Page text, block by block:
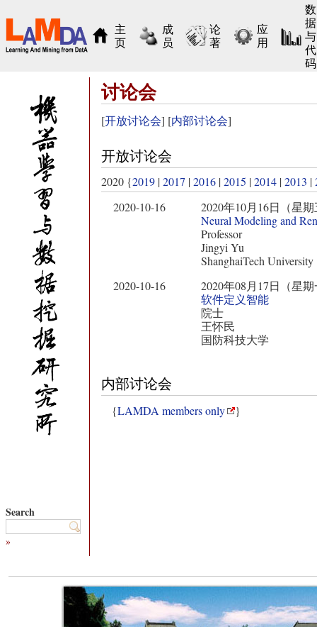
主
页
成
员
论
著
应
用
数
据
与
代
码
Search
»
讨论会
[开放讨论会] [内部讨论会]
开放讨论会
2020 {2019 |2017 |2016 |2015 |2014 |2013 |
2020-10-16
2020年10月16日（星期
Neural Modeling and
Professor
Jingyi Yu
ShanghaiTech University
2020-10-16
2020年08月17日（星期
软件定义智能
院士
王怀民
国防科技大学
内部讨论会
{LAMDA members only }